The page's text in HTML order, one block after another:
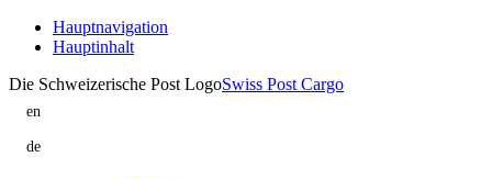
Hauptnavigation
Hauptinhalt
Die Schweizerische Post LogoSwiss Post Cargo
en
Legal
|de
Rechtliche